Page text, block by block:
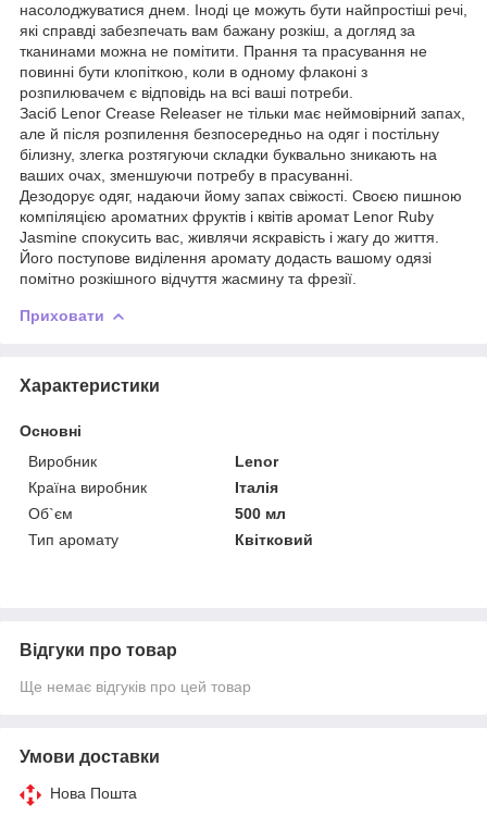
насолоджуватися днем. Іноді це можуть бути найпростіші речі,
які справді забезпечать вам бажану розкіш, а догляд за
тканинами можна не помітити. Прання та прасування не
повинні бути клопіткою, коли в одному флаконі з
розпилювачем є відповідь на всі ваші потреби.
Засіб Lenor Crease Releaser не тільки має неймовірний запах,
але й після розпилення безпосередньо на одяг і постільну
білизну, злегка розтягуючи складки буквально зникають на
ваших очах, зменшуючи потребу в прасуванні.
Дезодорує одяг, надаючи йому запах свіжості. Своєю пишною
компіляцією ароматних фруктів і квітів аромат Lenor Ruby
Jasmine спокусить вас, живлячи яскравість і жагу до життя.
Його поступове виділення аромату додасть вашому одязі
помітно розкішного відчуття жасмину та фрезії.
Приховати
Характеристики
Основні
Виробник
Lenor
Країна виробник
Італія
Об`єм
500 мл
Тип аромату
Квітковий
Відгуки про товар
Ще немає відгуків про цей товар
Умови доставки
Нова Пошта